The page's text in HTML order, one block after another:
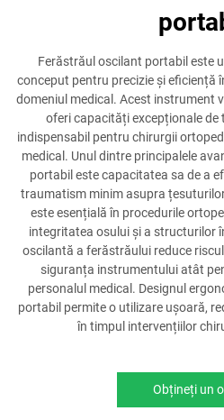
Ferăstrăul oscilant portabil este
conceput pentru precizie și eficiență
domeniul medical. Acest instrument
oferi capacități excepționale de
indispensabil pentru chirurgii
medical. Unul dintre principalele
portabil este capacitatea sa de a
traumatism minim asupra
este esențială în procedurile
integritatea osului și a structurilor
oscilantă a ferăstrăului reduce
siguranța instrumentului atât
personalul medical. Designul
portabil permite o utilizare ușoară,
în timpul intervențiilor
Obțineți un